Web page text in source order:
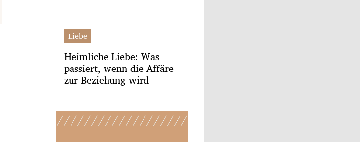
Liebe
Heimliche Liebe: Was
passiert, wenn die Affäre
zur Beziehung wird